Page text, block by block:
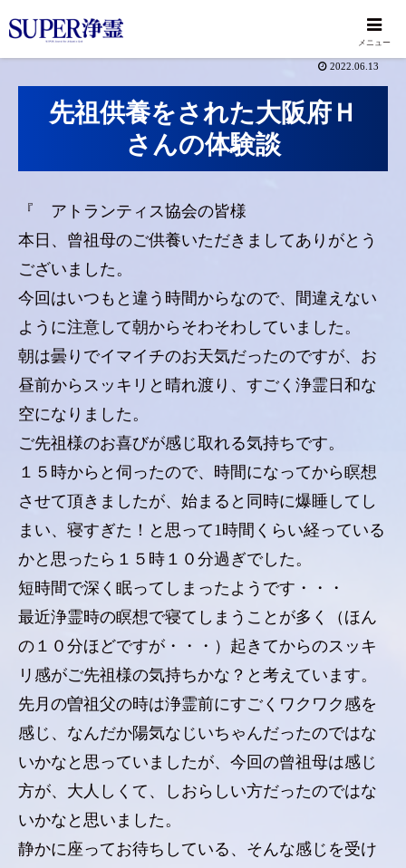
2022.06.13
先祖供養をされた大阪府Ｈ
さんの体験談
『 アトランティス協会の皆様
本日、曾祖母のご供養いただきましてありがとう
ございました。
今回はいつもと違う時間からなので、間違えない
ように注意して朝からそわそわしていました。
朝は曇りでイマイチのお天気だったのですが、お
昼前からスッキリと晴れ渡り、すごく浄霊日和な
空になりました。
ご先祖様のお喜びが感じ取れる気持ちです。
１５時からと伺ったので、時間になってから瞑想
させて頂きましたが、始まると同時に爆睡してし
まい、寝すぎた！と思って1時間くらい経っている
かと思ったら１５時１０分過ぎでした。
短時間で深く眠ってしまったようです・・・
最近浄霊時の瞑想で寝てしまうことが多く（ほん
の１０分ほどですが・・・）起きてからのスッキ
リ感がご先祖様の気持ちかな？と考えています。
先月の曽祖父の時は浄霊前にすごくワクワク感を
感じ、なんだか陽気なじいちゃんだったのではな
いかなと思っていましたが、今回の曾祖母は感じ
方が、大人しくて、しおらしい方だったのではな
いかなと思いました。
静かに座ってお待ちしている、そんな感じを受け
メニュー